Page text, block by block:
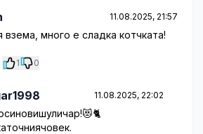
11.08.2025, 21:57
взема, много е сладка котчката!
1 0
11.08.2025, 22:02